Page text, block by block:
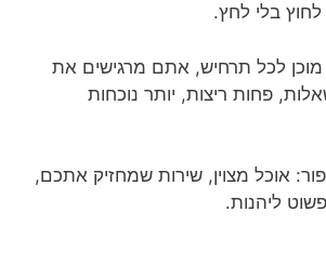
לחוץ בלי לחץ.
מוכן לכל תרחיש, אתם מרגישים את
פחות ריצות, יותר נוכחות
אוכל מצוין, שירות שמחזיק אתכם,
ליהנות.